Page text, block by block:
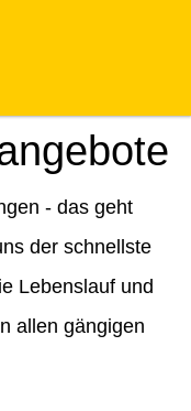
- das geht
der schnellste
Lebenslauf und
allen gängigen